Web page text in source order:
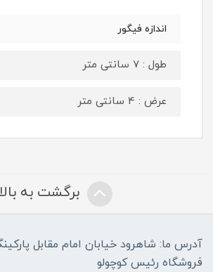
اندازه فیگور
طول : 7 سانتی متر
عرض : 4 سانتی متر
برگشت به بالا
آدرس ما: شاهرود خیابان امام مقابل
فروشگاه رئیس کوچولو